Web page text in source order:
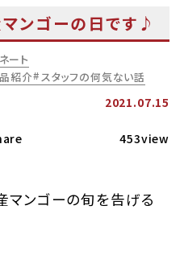
ンゴーの日です♪
ート
紹介 スタッフの何気ない話
2021.07.15
453view
マンゴーの旬を告げる